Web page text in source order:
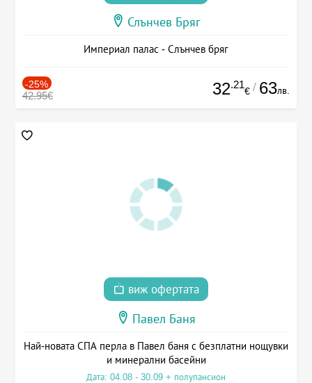
Слънчев Бряг
Империал палас - Слънчев бряг
-25%
42.95€ 32.21
€ / 63лв.
виж офертата
Павел Баня
Най-новата СПА перла в Павел баня с безплатни нощувки
и минерални басейни
Дата: 04.08 - 30.09 + полупансион